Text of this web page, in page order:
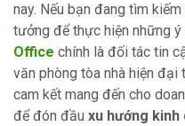
nay. Nếu bạn đang tìm
tưởng để thực hiện những
Office chính là đối tác tin
văn phòng tòa nhà hiện
cam kết mang đến cho
để đón đầu xu hướng kinh